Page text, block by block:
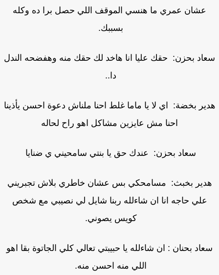
عشان عمري ما هنسي الموقف اللي حصل برا ده وكله
بسببك.
بحزن: حقك عليا انا هاخد لك حقك منه وهفضحه الندل
دا..
بخضة: اي لا يا ماما غلط احنا ملناش دعوة احسن يأذينا
احنا مش عايزين مشاكل اهو راح لحاله
سعاد بحزن: عندك حق يا بنتي سامحيني ي ضنايا
بخبث: مسامحكي بس عشان خاطري بلاش تجبريني
علي حاجه انا ان شاءلله ربنا شايل لي نصيبي مع شخص
كويس يصوني.
بحنان : ان شاءلله يا حبيبتي تعالي كلي الجاتوة بقا اهو
اللي منه احسن منه.